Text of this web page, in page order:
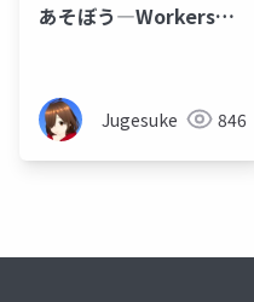
あそぼう―Workersと
Jugesuke 846